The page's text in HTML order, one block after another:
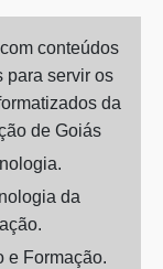
conteúdos
para servir os
da
de Goiás
da
e Formação.